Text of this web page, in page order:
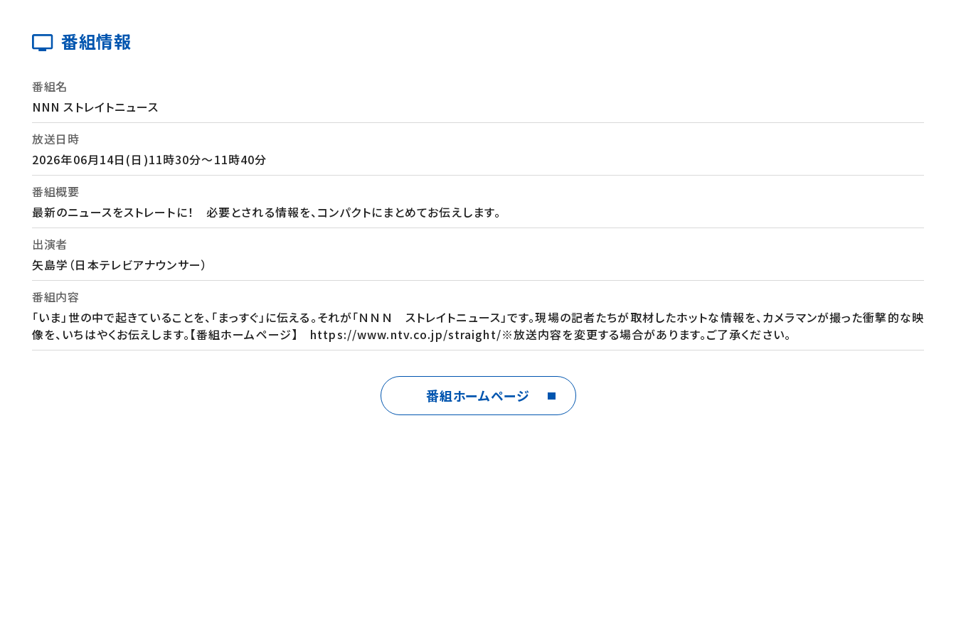
番組情報
番組名
NNN ストレイトニュース
放送日時
2026年06月14日(日)11時30分～11時40分
番組概要
最新のニュースをストレートに！ 必要とされる情報を、コンパクトにまとめてお伝えします。
出演者
矢島学（日本テレビアナウンサー）
番組内容
「いま」世の中で起きていることを、「まっすぐ」に伝える。それが「ＮＮＮ ストレイトニュース」です。現場の記者たちが取材したホットな情報を、カメラマンが撮った衝撃的な映
像を、いちはやくお伝えします。【番組ホームページ】 https://www.ntv.co.jp/straight/※放送内容を変更する場合があります。ご了承ください。
番組ホームページ